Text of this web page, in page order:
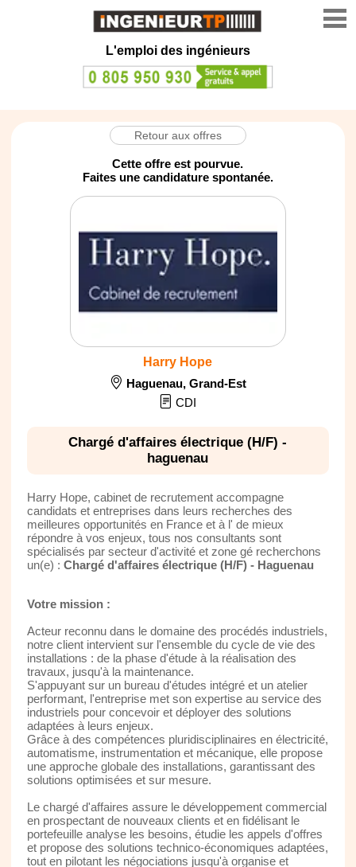
L'emploi des ingénieurs
Retour aux offres
Cette offre est pourvue.
Faites une candidature spontanée.
Harry Hope
Haguenau, Grand-Est
CDI
Chargé d'affaires électrique (H/F) -
haguenau
Harry Hope, cabinet de recrutement accompagne
candidats et entreprises dans leurs recherches des
meilleures opportunités en France et à l' de mieux
répondre à vos enjeux, tous nos consultants sont
spécialisés par secteur d'activité et zone gé recherchons
un(e) : Chargé d'affaires électrique (H/F) - Haguenau
Votre mission :
Acteur reconnu dans le domaine des procédés industriels,
notre client intervient sur l'ensemble du cycle de vie des
installations : de la phase d'étude à la réalisation des
travaux, jusqu'à la maintenance.
S'appuyant sur un bureau d'études intégré et un atelier
performant, l'entreprise met son expertise au service des
industriels pour concevoir et déployer des solutions
adaptées à leurs enjeux.
Grâce à des compétences pluridisciplinaires en électricité,
automatisme, instrumentation et mécanique, elle propose
une approche globale des installations, garantissant des
solutions optimisées et sur mesure.
Le chargé d'affaires assure le développement commercial
en prospectant de nouveaux clients et en fidélisant le
portefeuille analyse les besoins, étudie les appels d'offres
et propose des solutions technico-économiques adaptées,
tout en pilotant les négociations jusqu'à organise et